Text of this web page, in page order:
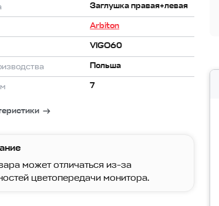
Заглушка правая+левая
Arbiton
VIGO60
Польша
7
может отличаться из-за
цветопередачи монитора.